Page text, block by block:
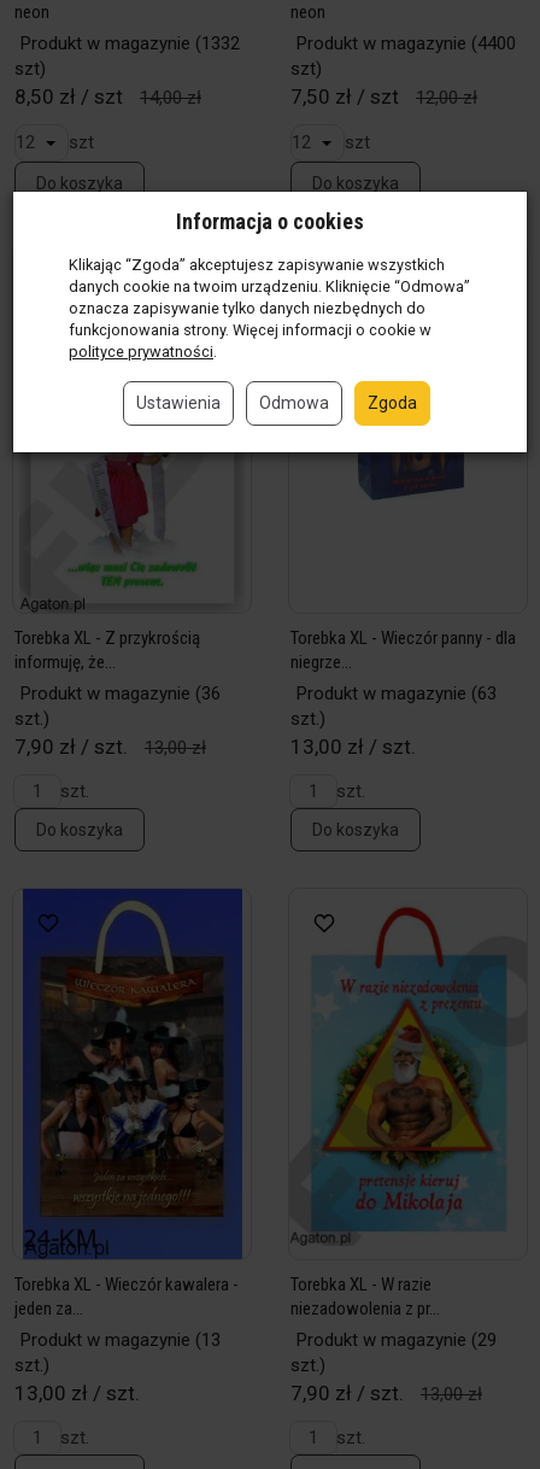
neon
Produkt w magazynie (1332
szt)
8,50 zł / szt 14,00 zł
szt
Do koszyka
neon
Produkt w magazynie (4400
szt)
7,50 zł / szt 12,00 zł
szt
Do koszyka
Torebka XL - Z przykrością
informuję, że...
Produkt w magazynie (36
szt.)
7,90 zł / szt.
13,00 zł
szt.
Do koszyka
Torebka XL - Wieczór panny - dla
niegrze...
Produkt w magazynie (63
szt.)
13,00 zł / szt.
szt.
Do koszyka
Torebka XL - Wieczór kawalera -
jeden za...
Produkt w magazynie (13
szt.)
13,00 zł / szt.
szt.
Torebka XL - W razie
niezadowolenia z pr...
Produkt w magazynie (29
szt.)
7,90 zł / szt.
13,00 zł
szt.
Informacja o cookies
Klikając “Zgoda” akceptujesz zapisywanie wszystkich
danych cookie na twoim urządzeniu. Kliknięcie “Odmowa”
oznacza zapisywanie tylko danych niezbędnych do
funkcjonowania strony. Więcej informacji o cookie w
polityce prywatności
Ustawienia Odmowa Zgoda